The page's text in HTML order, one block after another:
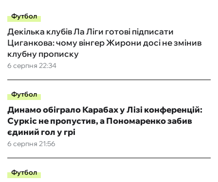
Футбол
6 серпня 22:34
Декілька клубів Ла Ліги готові підписати
Циганкова: чому вінгер Жирони досі не змінив
клубну прописку
Футбол
6 серпня 21:56
Динамо обіграло Карабах у Лізі конференцій:
Суркіс не пропустив, а Пономаренко забив
єдиний гол у грі
Футбол